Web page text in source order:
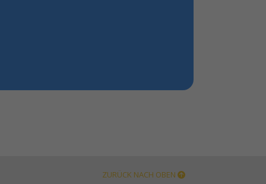
ZURÜCK NACH OBEN